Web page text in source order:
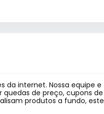
da internet. Nossa equipe e
de preço, cupons de
produtos a fundo, este